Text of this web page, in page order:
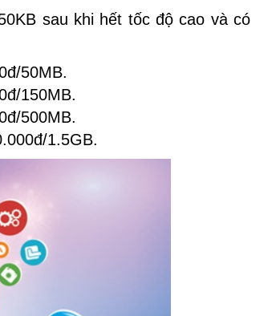
sau khi hết tốc độ cao và có
50MB.
150MB.
500MB.
1.5GB.